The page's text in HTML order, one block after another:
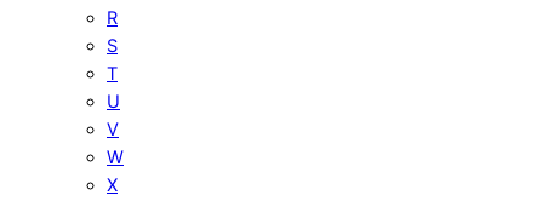
R
S
T
U
V
W
X